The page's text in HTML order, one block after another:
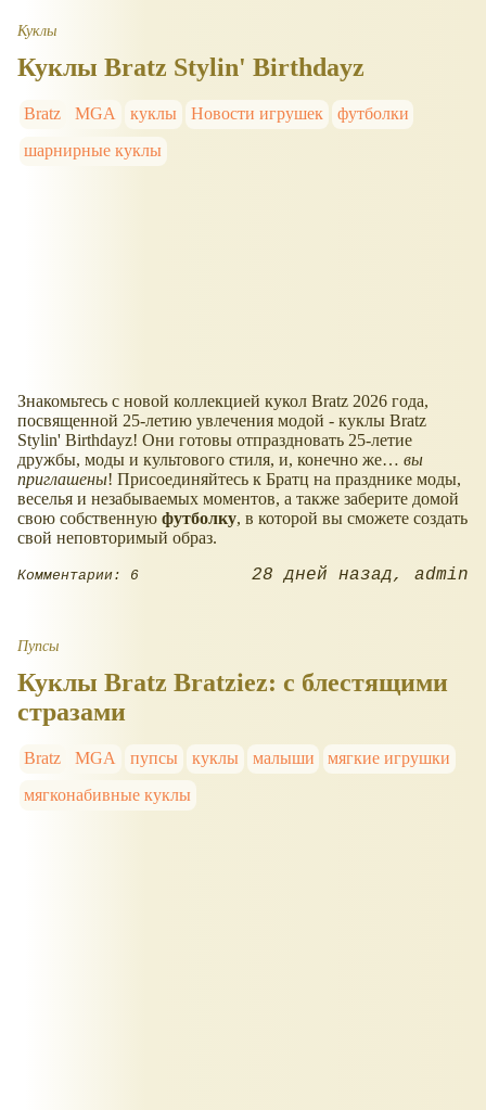
Куклы
Куклы Bratz Stylin' Birthdayz
Bratz MGA куклы Новости игрушек
футболки
шарнирные куклы
Знакомьтесь с новой коллекцией кукол Bratz 2026 года,
посвященной 25-летию увлечения модой - куклы Bratz
Stylin' Birthdayz! Они готовы отпраздновать 25-летие
дружбы, моды и культового стиля, и, конечно же… вы
приглашены! Присоединяйтесь к Братц на празднике моды,
веселья и незабываемых моментов, а также заберите домой
свою собственную футболку, в которой вы сможете создать
свой неповторимый образ.
Комментарии: 6 28 дней назад admin
Пупсы
Куклы Bratz Bratziez: с блестящими
стразами
Bratz MGA пупсы куклы малыши
мягкие игрушки
мягконабивные куклы